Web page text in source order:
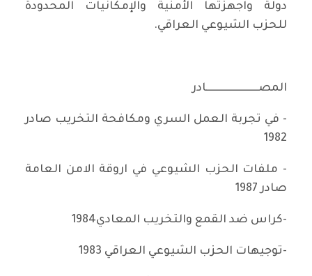
دولة واجهزتها الأمنية والإمكانيات المحدودة
للحزب الشيوعي العراقي.
المصـــــــــــــــــــــــــادر
- في تجربة العمل السري ومكافحة التخريب صادر
1982
- ملفات الحزب الشيوعي في اروقة الامن العامة
صادر 1987
-كراس ضد القمع والتخريب المعادي1984
-توجيهات الحزب الشيوعي العراقي 1983